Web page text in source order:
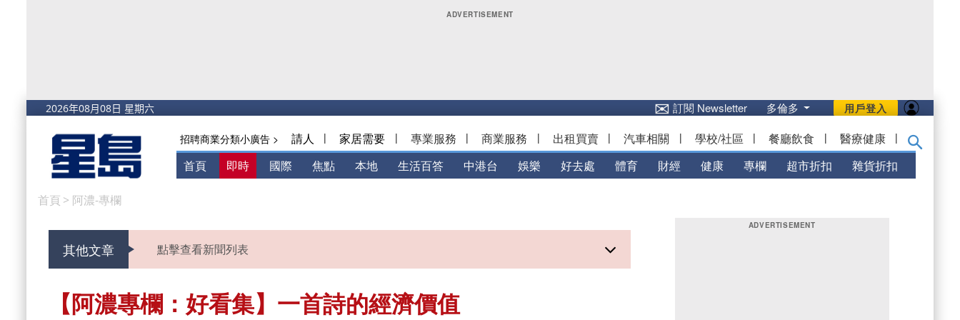
用戶登入
✉訂閱 Newsletter 多倫多
招聘商業分類小廣告 > 請人 | 家居需要 | 專業服務 | 商業服務 | 出租買賣 | 汽車相關 | 學校/社區 | 餐廳飲食 | 醫療健康 |
首頁 即時 國際 焦點 本地 生活百答 中港台 娛樂 好去處 體育 財經 健康 專欄 超市折扣 雜貨折扣
首頁 > 阿濃-專欄
其他文章 點擊查看新聞列表
【阿濃專欄：好看集】一首詩的經濟價值